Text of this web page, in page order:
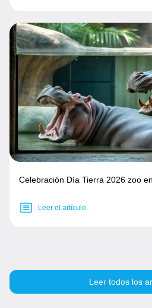
Celebración Día Tierra 2026 zoo
Leer el artículo
Leer todos los